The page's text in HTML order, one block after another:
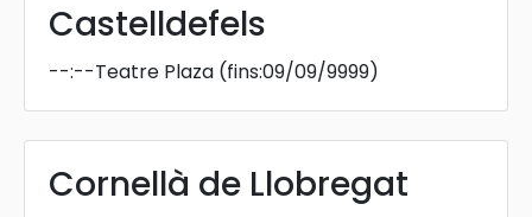
Castelldefels
--:--Teatre Plaza (fins:09/09/9999)
Cornellà de Llobregat